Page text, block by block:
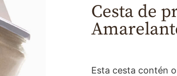
Cesta de
Esta cesta contén